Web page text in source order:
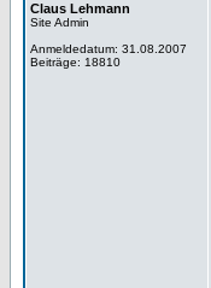
Claus Lehmann
Site Admin
Anmeldedatum: 31.08.2007
Beiträge: 18810